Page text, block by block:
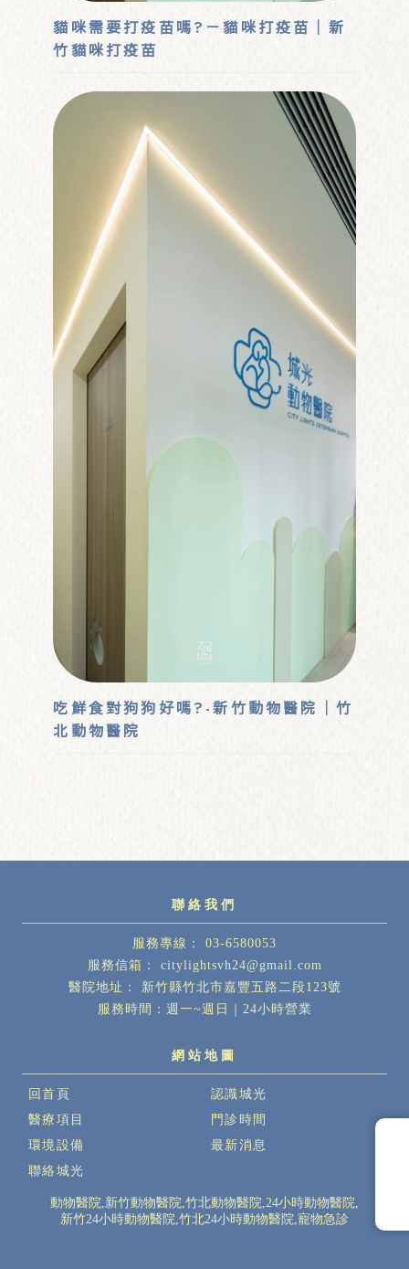
貓咪需要打疫苗嗎?－貓咪打疫苗｜新
竹貓咪打疫苗
吃鮮食對狗狗好嗎?-新竹動物醫院｜竹
北動物醫院
03-6580053
citylightsvh24@gmail.com
新竹縣竹北市嘉豐五路二段123號
回首頁
認識城光
醫療項目
門診時間
環境設備
最新消息
聯絡城光
動物醫院 新竹動物醫院 竹北動物醫院 24小時動物醫院
新竹24小時動物醫院 竹北24小時動物醫院 寵物急診